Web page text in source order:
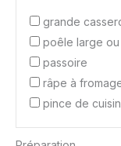
grande
poêle large ou
passoire
râpe à
pince de